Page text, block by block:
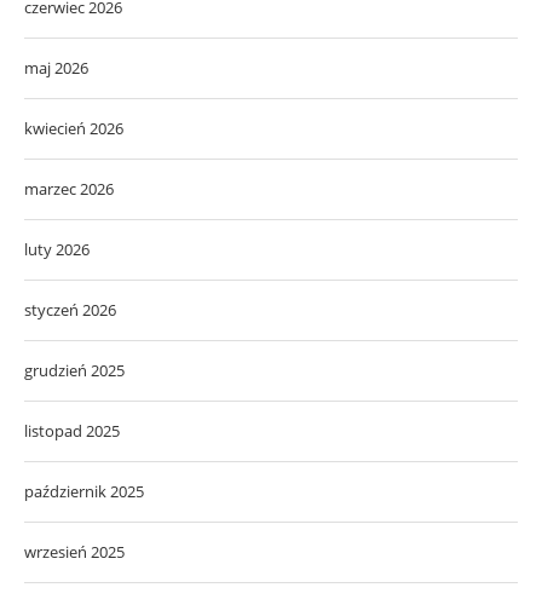
czerwiec 2026
maj 2026
kwiecień 2026
marzec 2026
luty 2026
styczeń 2026
grudzień 2025
listopad 2025
październik 2025
wrzesień 2025